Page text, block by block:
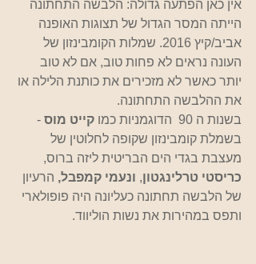
אין כאן הפתעה גדולה: הלבשה התחתונה
הייתה המסר הגדול של תצוגות האופנה
אביב/קיץ 2016. שמלות הקומבינזון של
העונה נראים לא פחות טוב, אם לא טוב
יותר כאשר לא מזכירים את כותנת הלילה או
את ההלבשה התחתונה.
בשנות ה 90  הדוגמניות כמו
קייט מוס -
בשמלת קומבינזון שקופה לחלוטין של
מעצבת בגדי הים הבריטית ליזה ברוס,
כריסטי טרלינגטון, ונעמי קמפבל, הרעיון
של הלבשה תחתונה כעליונה היה פופולארי
ותפס במהירות את נשות הוליווד.